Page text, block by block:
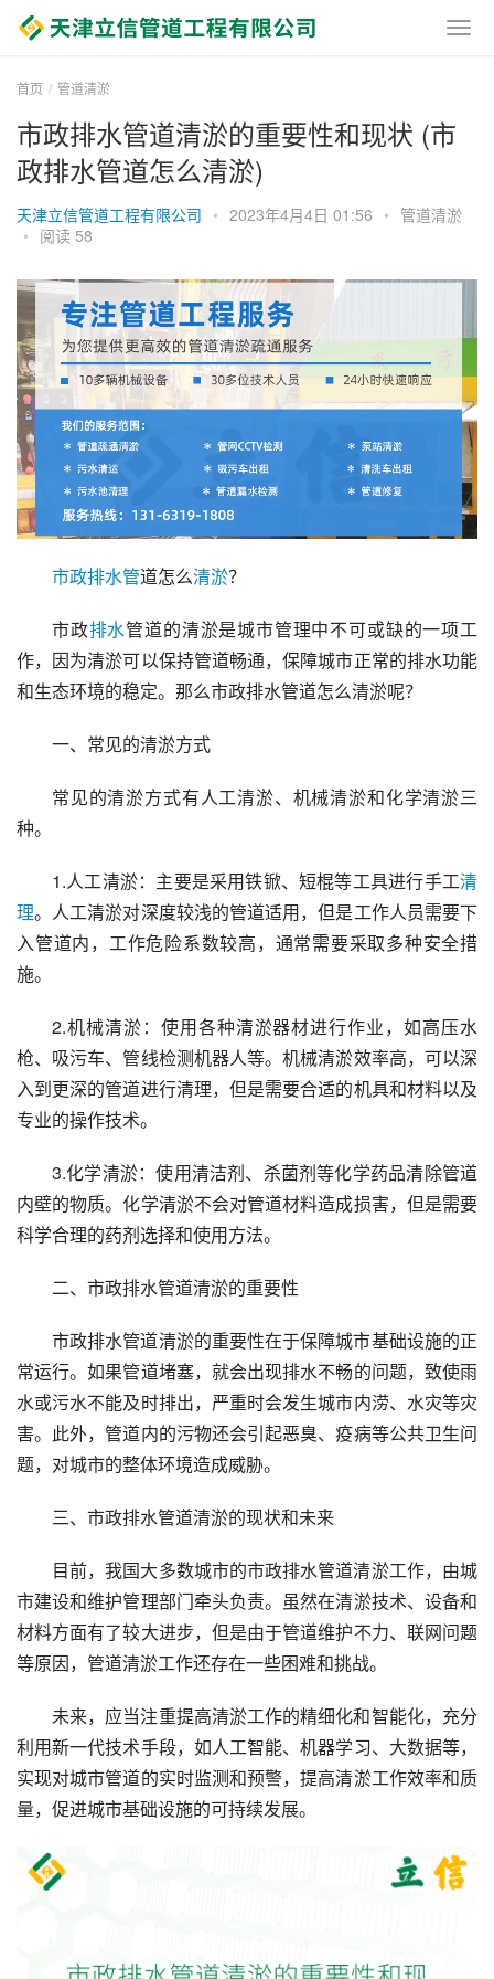
首页 管道清淤
市政排水管道清淤的重要性和现状 (市
政排水管道怎么清淤)
天津立信管道工程有限公司 • 2023年4月4日 01:56 • 管道清淤
• 阅读 58
市政排水管道怎么清淤？
市政排水管道的清淤是城市管理中不可或缺的一项工
作，因为清淤可以保持管道畅通，保障城市正常的排水功能
和生态环境的稳定。那么市政排水管道怎么清淤呢？
一、常见的清淤方式
常见的清淤方式有人工清淤、机械清淤和化学清淤三
种。
1.人工清淤：主要是采用铁锨、短棍等工具进行手工清
理。人工清淤对深度较浅的管道适用，但是工作人员需要下
入管道内，工作危险系数较高，通常需要采取多种安全措
施。
2.机械清淤：使用各种清淤器材进行作业，如高压水
枪、吸污车、管线检测机器人等。机械清淤效率高，可以深
入到更深的管道进行清理，但是需要合适的机具和材料以及
专业的操作技术。
3.化学清淤：使用清洁剂、杀菌剂等化学药品清除管道
内壁的物质。化学清淤不会对管道材料造成损害，但是需要
科学合理的药剂选择和使用方法。
二、市政排水管道清淤的重要性
市政排水管道清淤的重要性在于保障城市基础设施的正
常运行。如果管道堵塞，就会出现排水不畅的问题，致使雨
水或污水不能及时排出，严重时会发生城市内涝、水灾等灾
害。此外，管道内的污物还会引起恶臭、疫病等公共卫生问
题，对城市的整体环境造成威胁。
三、市政排水管道清淤的现状和未来
目前，我国大多数城市的市政排水管道清淤工作，由城
市建设和维护管理部门牵头负责。虽然在清淤技术、设备和
材料方面有了较大进步，但是由于管道维护不力、联网问题
等原因，管道清淤工作还存在一些困难和挑战。
未来，应当注重提高清淤工作的精细化和智能化，充分
利用新一代技术手段，如人工智能、机器学习、大数据等，
实现对城市管道的实时监测和预警，提高清淤工作效率和质
量，促进城市基础设施的可持续发展。